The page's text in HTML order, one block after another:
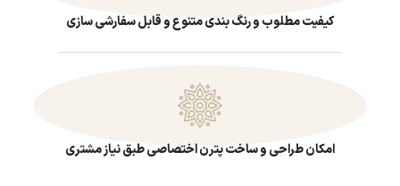
کیفیت مطلوب و رنگ بندی متنوع و قابل سفارشی سازی
امکان طراحی و ساخت پترن اختصاصی طبق نیاز مشتری